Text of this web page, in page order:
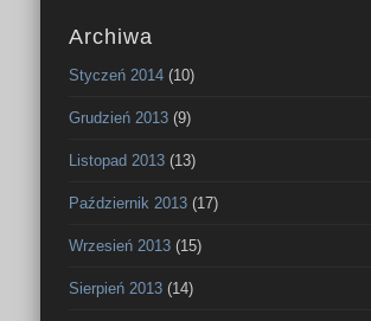
Archiwa
Styczeń 2014 (10)
Grudzień 2013 (9)
Listopad 2013 (13)
Październik 2013 (17)
Wrzesień 2013 (15)
Sierpień 2013 (14)